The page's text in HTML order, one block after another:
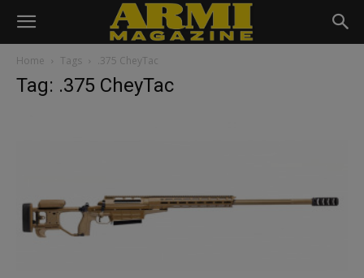
Home Tags .375 CheyTac
Tag: .375 CheyTac